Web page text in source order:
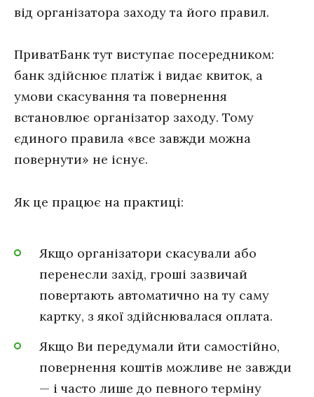
від організатора заходу та його правил.
ПриватБанк тут виступає посередником:
банк здійснює платіж і видає квиток, а
умови скасування та повернення
встановлює організатор заходу. Тому
єдиного правила «все завжди можна
повернути» не існує.
Як це працює на практиці:
Якщо організатори скасували або
перенесли захід, гроші зазвичай
повертають автоматично на ту саму
картку, з якої здійснювалася оплата.
Якщо Ви передумали йти самостійно,
повернення коштів можливе не завжди
— і часто лише до певного терміну